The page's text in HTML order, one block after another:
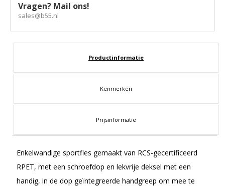
Vragen? Mail ons!
sales@b55.nl
Productinformatie
Kenmerken
Prijsinformatie
Enkelwandige sportfles gemaakt van RCS-gecertificeerd
RPET, met een schroefdop en lekvrije deksel met een
handig, in de dop geïntegreerde handgreep om mee te